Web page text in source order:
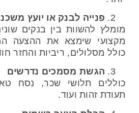
פנייה לבנק או יועץ
מומלץ להשוות בין בנקים
מקצועי שימצא את ההצעה
כולל מסלולים, ריביות והחזר
הגשת מסמכים נדרשים
כוללים תלושי שכר, נסח
תעודת זהות ועוד.